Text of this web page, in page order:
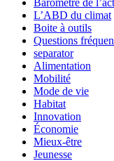
L’ABD du climat
Boite à outils
Questions
separator
Alimentation
Mobilité
Mode de vie
Habitat
Innovation
Économie
Mieux-être
Jeunesse